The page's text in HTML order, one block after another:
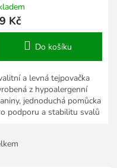
Kč
Do košíku
a levná tejpovačka
z hypoalergenní
jednoduchá pomůcka
podporu a stabilitu svalů